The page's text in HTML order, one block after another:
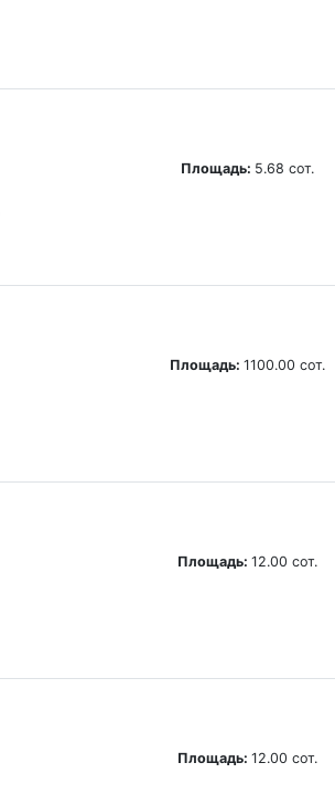
Площадь: 5.68 сот.
Площадь: 1100.00 сот.
Площадь: 12.00 сот.
Площадь: 12.00 сот.